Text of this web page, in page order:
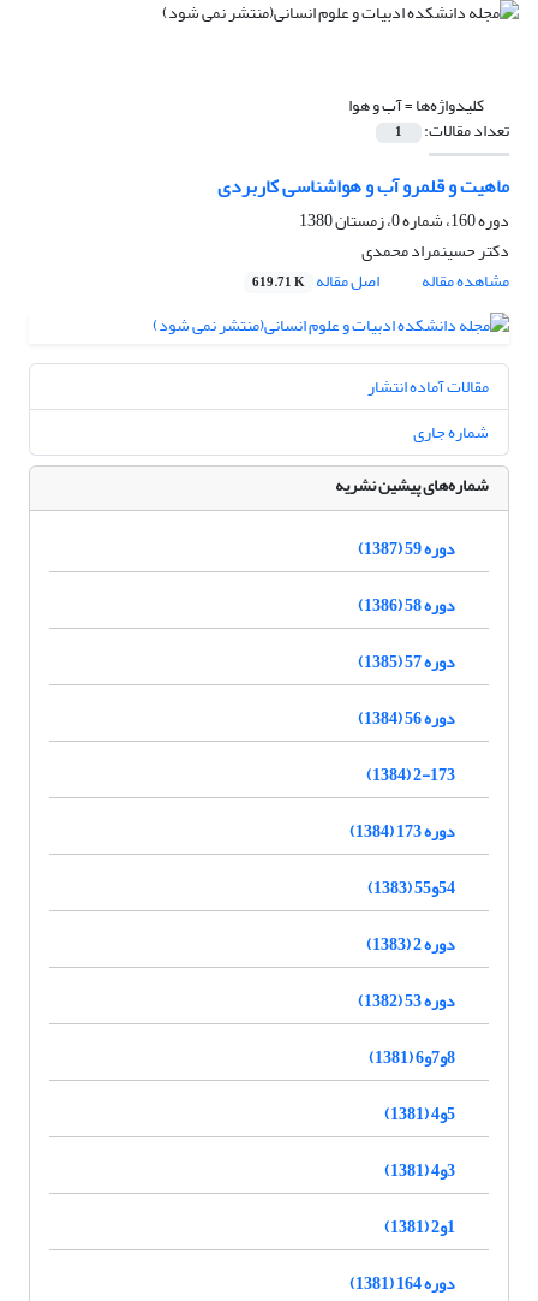
کلیدواژه‌ها =آب و هوا
تعداد مقالات: 1
ماهیت و قلمرو آب و هواشناسی کاربردی
دوره 160، شماره 0، زمستان 1380
دکتر حسینمراد محمدی
مشاهده مقاله
اصل مقاله 619.71 K
مقالات آماده انتشار
شماره جاری
شماره‌های پیشین نشریه
دوره 59 (1387)
دوره 58 (1386)
دوره 57 (1385)
دوره 56 (1384)
2-173 (1384)
دوره 173 (1384)
54و55 (1383)
دوره 2 (1383)
دوره 53 (1382)
8و7و6 (1381)
5و4 (1381)
3و4 (1381)
1و2 (1381)
دوره 164 (1381)